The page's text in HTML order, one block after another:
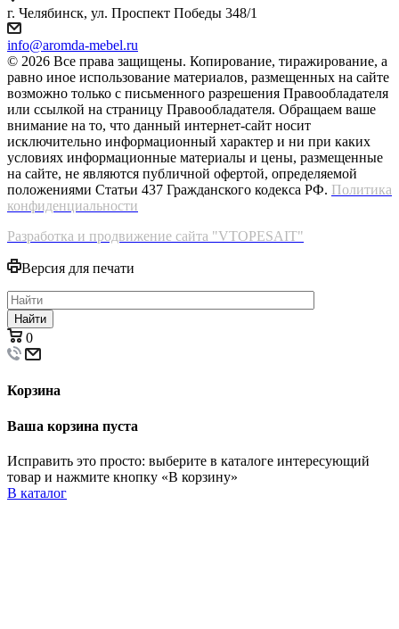
г. Челябинск, ул. Проспект Победы 348/1
info@aromda-mebel.ru
© 2026 Все права защищены. Копирование, тиражирование, а
равно иное использование материалов, размещенных на сайте
возможно только с письменного разрешения Правообладателя
или ссылкой на страницу Правообладателя. Обращаем ваше
внимание на то, что данный интернет-сайт носит
исключительно информационный характер и ни при каких
условиях информационные материалы и цены, размещенные
на сайте, не являются публичной офертой, определяемой
положениями Статьи 437 Гражданского кодекса РФ. Политика
конфиденциальности
Разработка и продвижение сайта "VTOPESAIT"
Версия для печати
Найти
0
Корзина
Ваша корзина пуста
Исправить это просто: выберите в каталоге интересующий
товар и нажмите кнопку «В корзину»
В каталог